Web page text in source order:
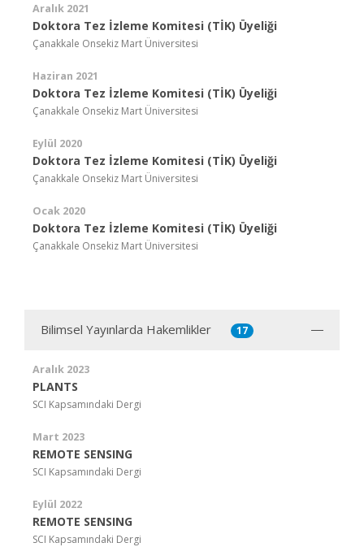
Aralık 2021
Doktora Tez İzleme Komitesi (TİK) Üyeliği
Çanakkale Onsekiz Mart Üniversitesi
Haziran 2021
Doktora Tez İzleme Komitesi (TİK) Üyeliği
Çanakkale Onsekiz Mart Üniversitesi
Eylül 2020
Doktora Tez İzleme Komitesi (TİK) Üyeliği
Çanakkale Onsekiz Mart Üniversitesi
Ocak 2020
Doktora Tez İzleme Komitesi (TİK) Üyeliği
Çanakkale Onsekiz Mart Üniversitesi
Bilimsel Yayınlarda Hakemlikler 17
Aralık 2023
PLANTS
SCI Kapsamındaki Dergi
Mart 2023
REMOTE SENSING
SCI Kapsamındaki Dergi
Eylül 2022
REMOTE SENSING
SCI Kapsamındaki Dergi